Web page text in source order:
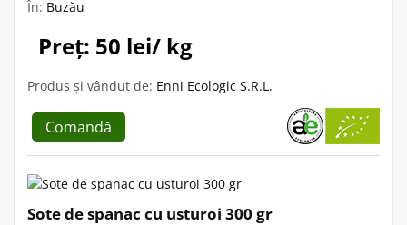
În: Buzău
Preț: 50 lei/ kg
Produs și vândut de: Enni Ecologic S.R.L.
Comandă
Sote de spanac cu usturoi 300 gr